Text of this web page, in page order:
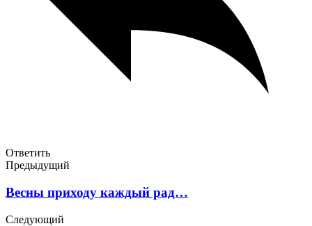
Ответить
Предыдущий
Весны приходу каждый рад…
Следующий